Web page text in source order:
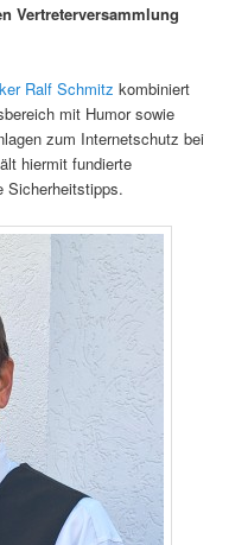
Vertreterversammlung
Ralf Schmitz kombiniert
mit Humor sowie
zum Internetschutz bei
hiermit fundierte
Sicherheitstipps.